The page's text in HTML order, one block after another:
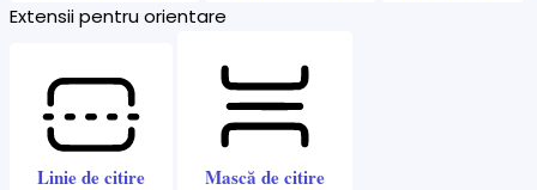
Extensii pentru orientare
Linie de citire Mască de citire